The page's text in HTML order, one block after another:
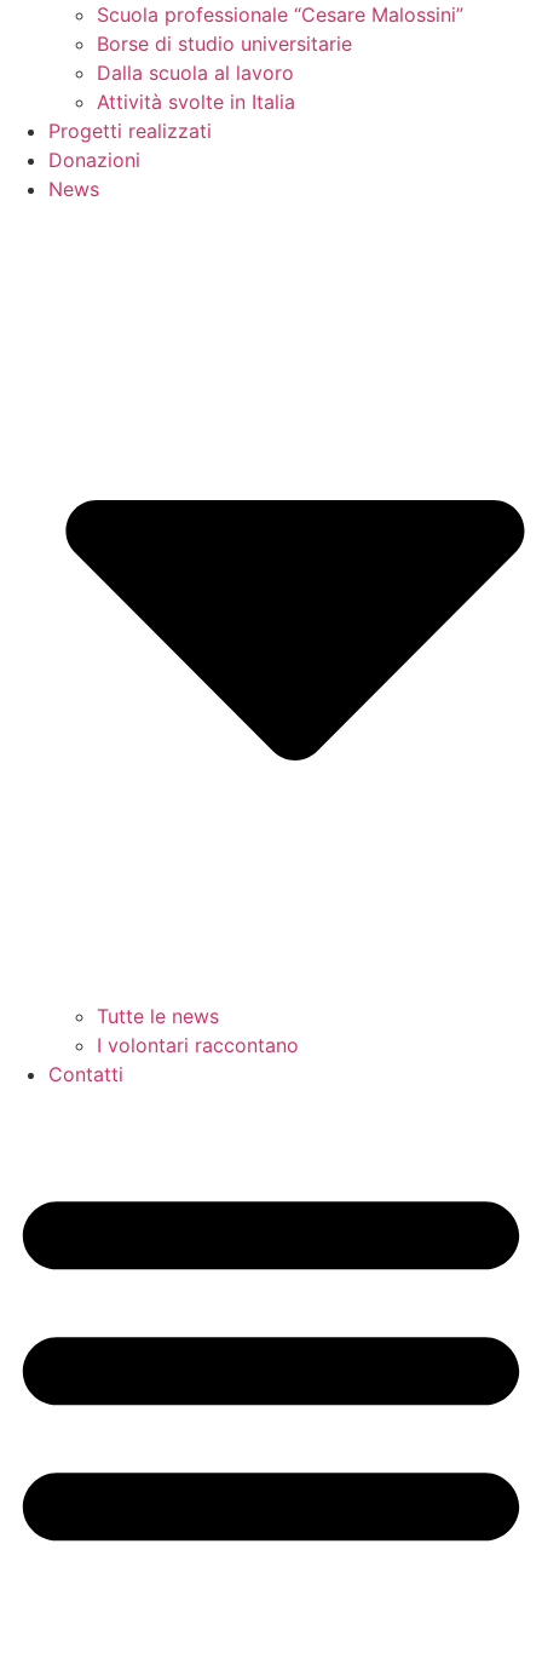
Scuola professionale “Cesare Malossini”
Borse di studio universitarie
Dalla scuola al lavoro
Attività svolte in Italia
Progetti realizzati
Donazioni
News
Tutte le news
I volontari raccontano
Contatti